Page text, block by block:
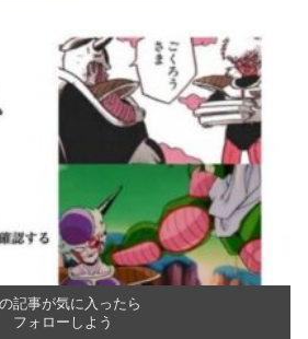
記事が気に入ったら
フォローしよう